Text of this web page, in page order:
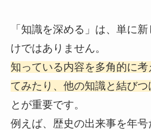
「知識を深める」は、単に
けではありません。
知っている内容を多角的に
てみたり、他の知識と結び
とが重要です。
例えば、歴史の出来事を年